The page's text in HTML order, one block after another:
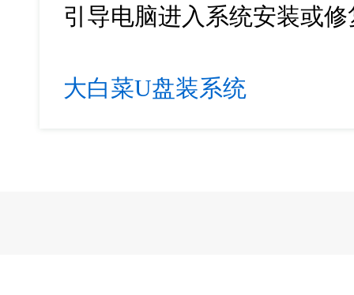
引导电脑进入系统安装或
大白菜U盘装系统